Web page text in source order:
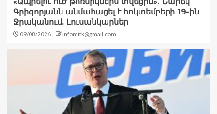
«Ապրելու ուժ թոռնիկներս տվեցին». Նարեկ
Գրիգորյանն անմահացել է հոկտեմբերի 19-ին
Ջրականում. Լուսանկարներ
09/08/2026 infomitk@gmail.com